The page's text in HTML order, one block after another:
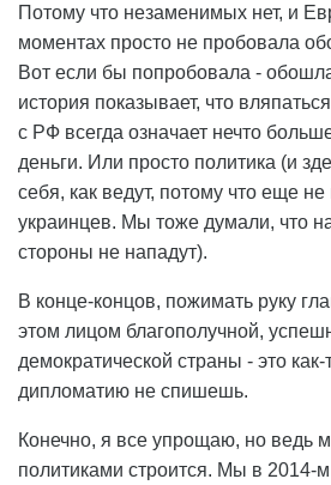
Потому что незаменимых нет, и
моментах просто не пробовала
Вот если бы попробовала -
история показывает, что
с РФ всегда означает нечто
деньги. Или просто политика (и
себя, как ведут, потому что еще
украинцев. Мы тоже думали, что
стороны не нападут).
В конце-концов, пожимать руку
этом лицом благополучной,
демократической страны - это
дипломатию не спишешь.
Конечно, я все упрощаю, но ведь
политиками строится. Мы в 2014-